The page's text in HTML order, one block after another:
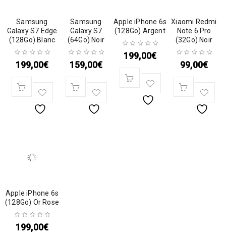
Samsung
Galaxy S7 Edge
(128Go) Blanc
199,00€
Samsung
Galaxy S7
(64Go) Noir
159,00€
Apple iPhone 6s
(128Go) Argent
199,00€
Xiaomi Redmi
Note 6 Pro
(32Go) Noir
99,00€
Apple iPhone 6s
(128Go) Or Rose
199,00€